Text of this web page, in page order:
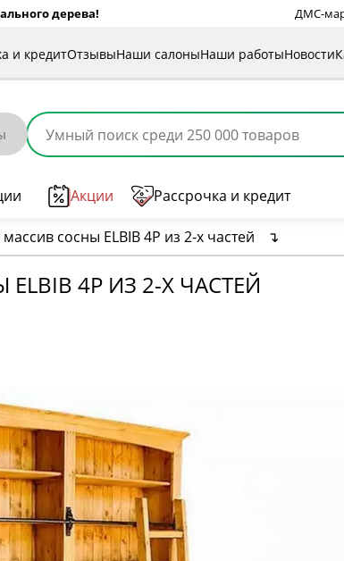
дерева! ДМС-
и кредитОтзывыНаши салоныНаши работыНовости
Акции Рассрочка и кредит
сосны ELBIB 4P из 2-х частей ↴
4P ИЗ 2-Х ЧАСТЕЙ